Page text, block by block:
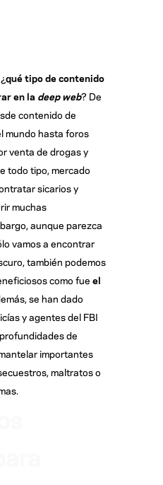
qué tipo de contenido
en la deep web? De
contenido de
mundo hasta foros
venta de drogas y
todo tipo, mercado
sicarios y
muchas
aunque parezca
vamos a encontrar
también podemos
como fue el
se han dado
y agentes del FBI
de
importantes
maltratos o